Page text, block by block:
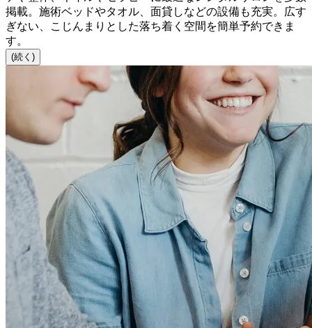
掲載。施術ベッドやタオル、面貸しなどの設備も充実。広す
ぎない、こじんまりとした落ち着く空間を簡単予約できま
す。
(続く)